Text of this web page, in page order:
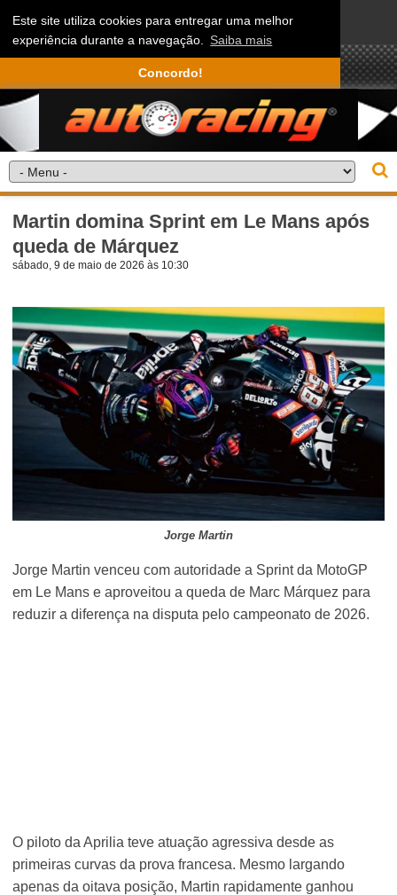
Este site utiliza cookies para entregar uma melhor
experiência durante a navegação. Saiba mais
Concordo!
Martin domina Sprint em Le Mans após
queda de Márquez
sábado, 9 de maio de 2026 às 10:30
Jorge Martin
Jorge Martin venceu com autoridade a Sprint da MotoGP
em Le Mans e aproveitou a queda de Marc Márquez para
reduzir a diferença na disputa pelo campeonato de 2026.
O piloto da Aprilia teve atuação agressiva desde as
primeiras curvas da prova francesa. Mesmo largando
apenas da oitava posição, Martin rapidamente ganhou